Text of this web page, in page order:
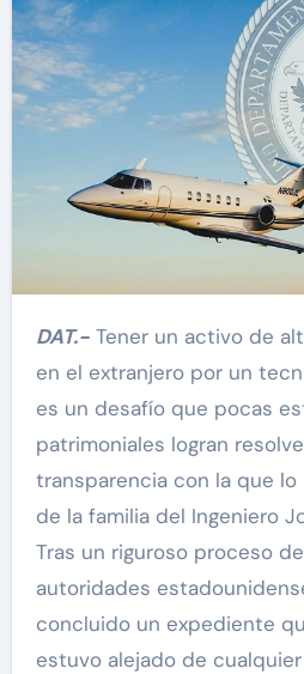
DAT.-Tener un activo de
en el extranjero por un
es un desafío que pocas
patrimoniales logran
transparencia con la que
de la familia del Ingeniero
Tras un riguroso proceso
autoridades
concluido un expediente
estuvo alejado de